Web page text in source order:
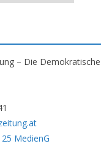
– Die
MedienG